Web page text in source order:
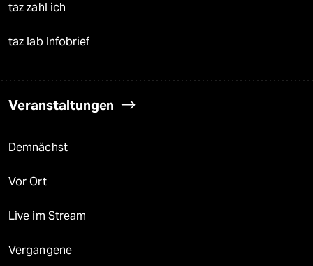
taz zahl ich
taz lab Infobrief
Veranstaltungen
Demnächst
Vor Ort
Live im Stream
Vergangene